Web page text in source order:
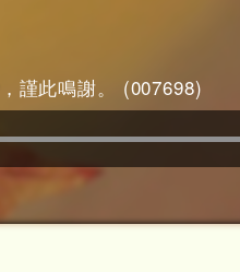
，謹此鳴謝。 (007698)